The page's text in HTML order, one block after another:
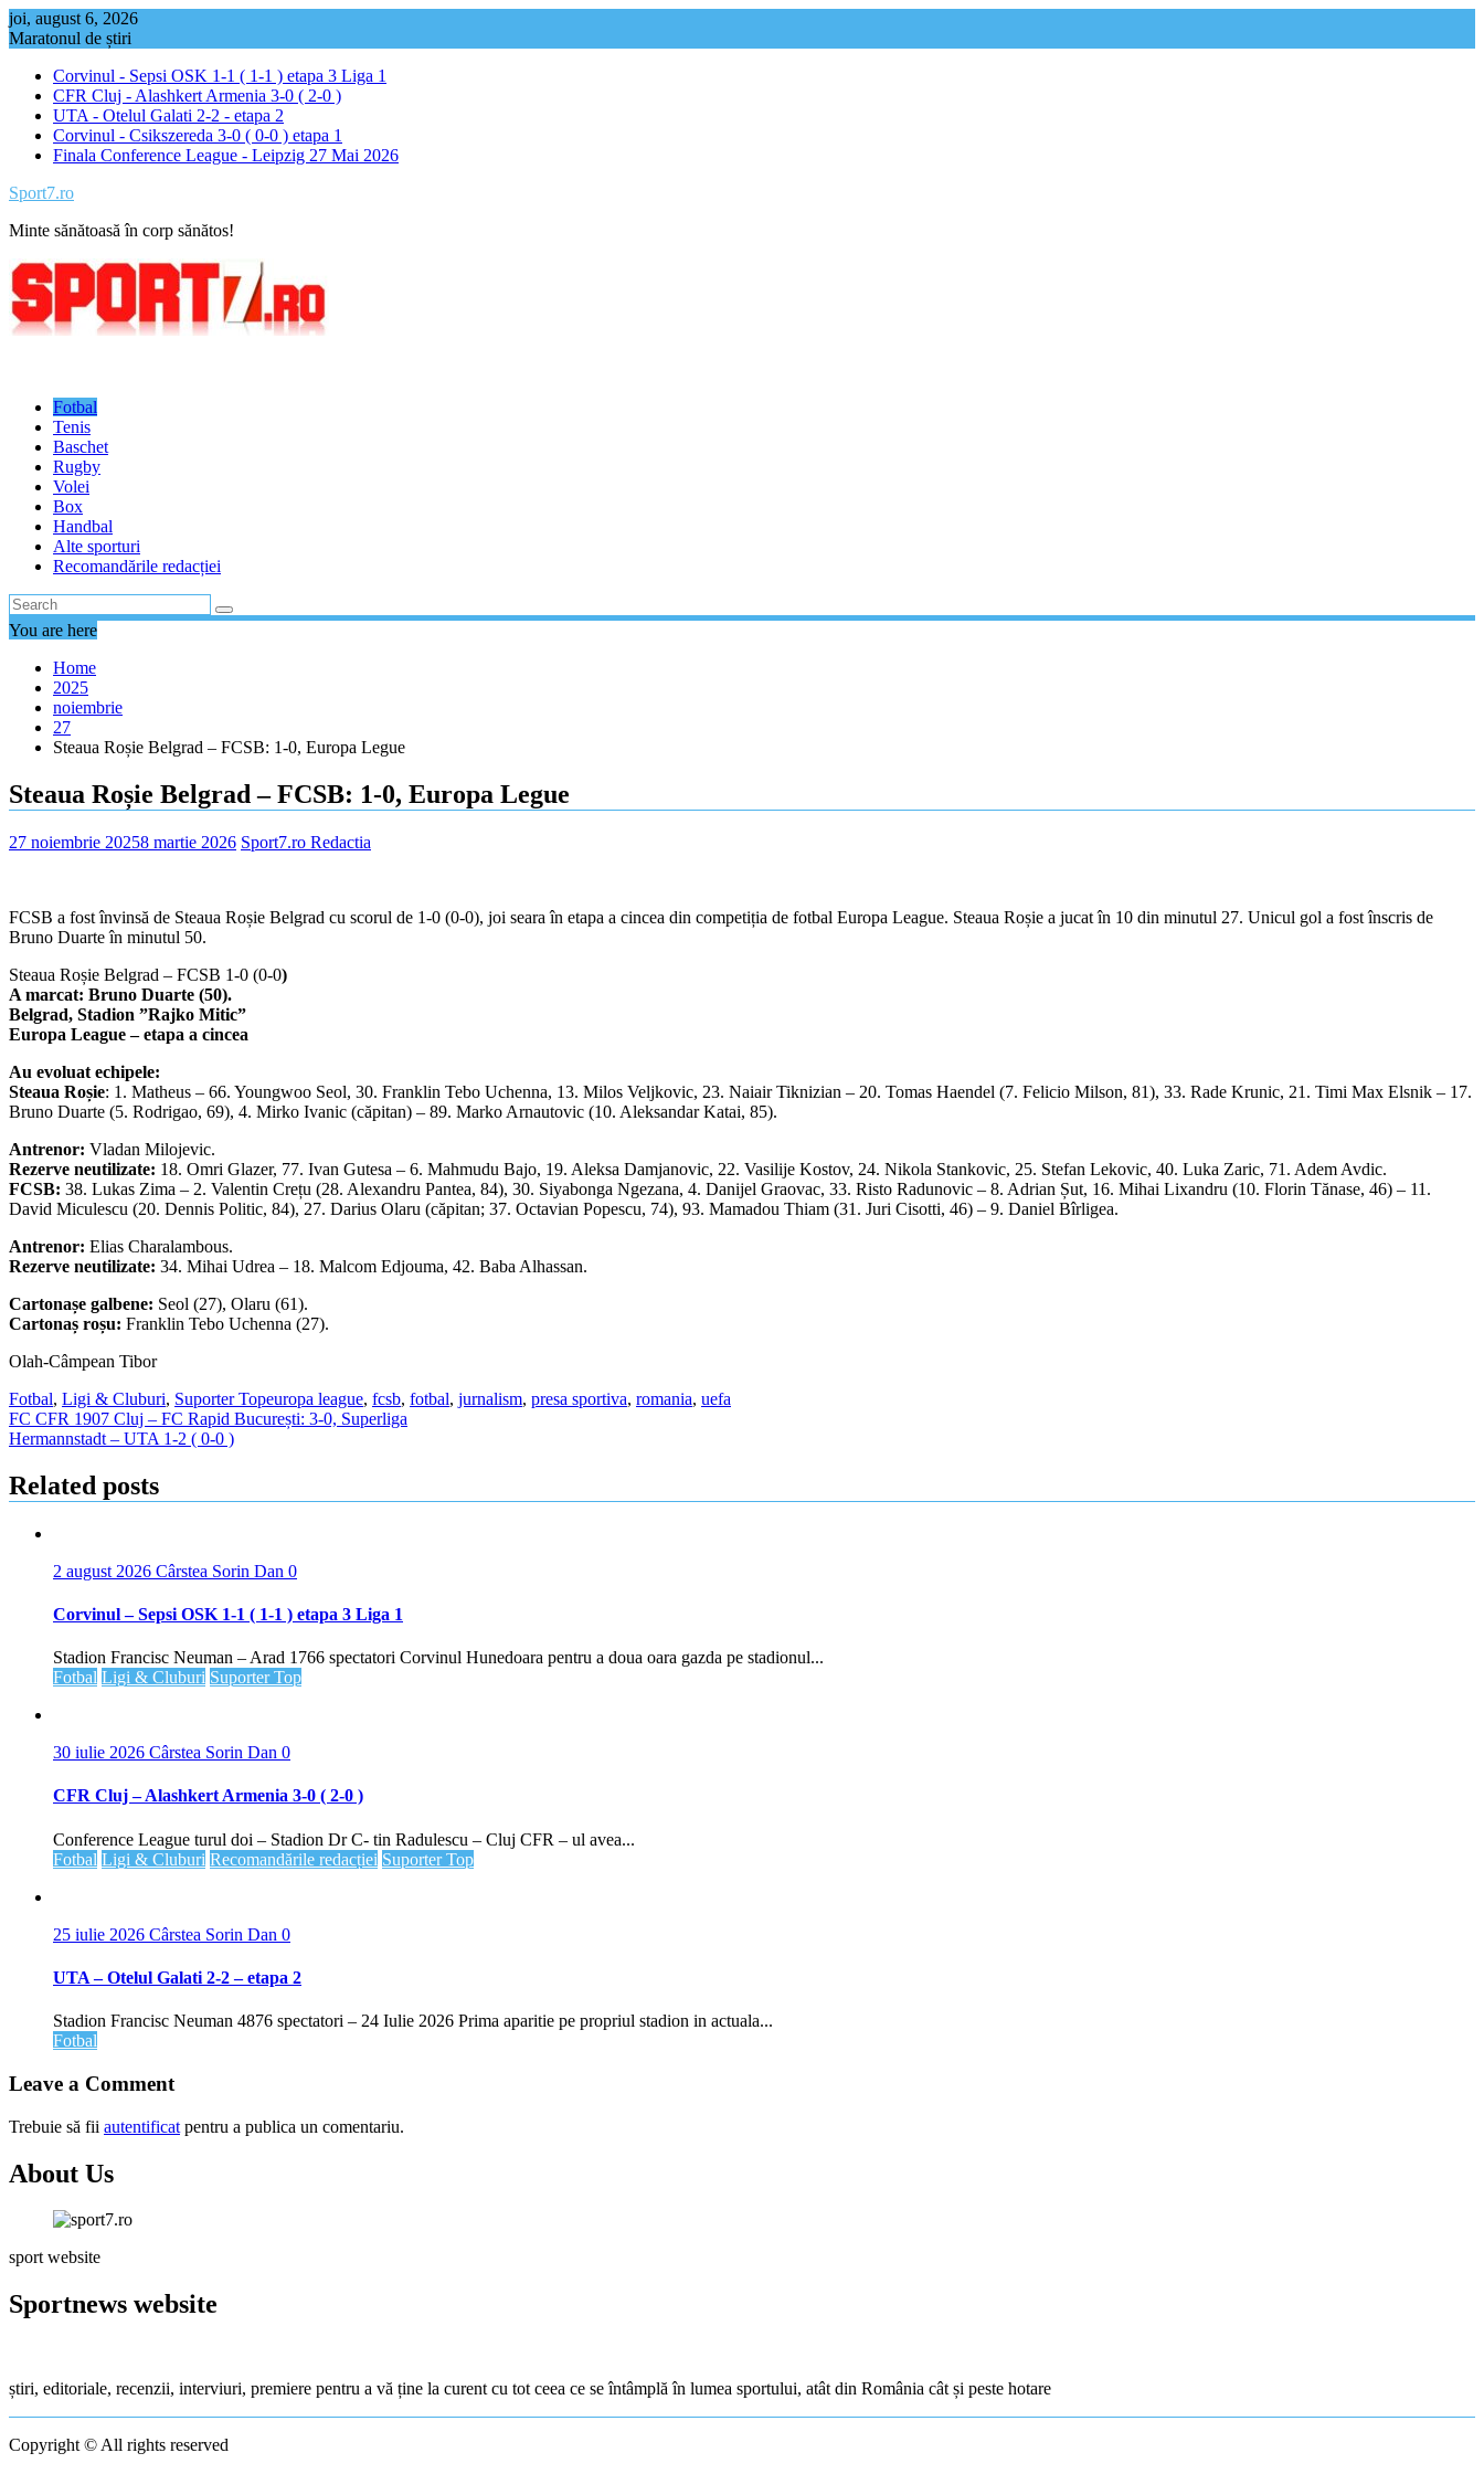
Skip
to
joi, august 6, 2026
Maratonul de știri
Corvinul - Sepsi OSK 1-1 ( 1-1 ) etapa 3 Liga 1
CFR Cluj - Alashkert Armenia 3-0 ( 2-0 )
UTA - Otelul Galati 2-2 - etapa 2
Corvinul - Csikszereda 3-0 ( 0-0 ) etapa 1
Finala Conference League - Leipzig 27 Mai 2026
Sport7.ro
Minte sănătoasă în corp sănătos!
Fotbal
Tenis
Baschet
Rugby
Volei
Box
Handbal
Alte sporturi
Recomandările redacției
You are here
Home
2025
noiembrie
27
Steaua Roșie Belgrad – FCSB: 1-0, Europa Legue
Steaua Roșie Belgrad – FCSB: 1-0, Europa Legue
27 noiembrie 20258 martie 2026 Sport7.ro Redactia
FCSB a fost învinsă de Steaua Roșie Belgrad cu scorul de 1-0 (0-0), joi seara în etapa a cincea din competiția de fotbal Europa League. Steaua Roșie a jucat în 10 din minutul 27. Unicul gol a fost înscris de
Bruno Duarte în minutul 50.
Steaua Roșie Belgrad – FCSB 1-0 (0-0)
A marcat: Bruno Duarte (50).
Belgrad, Stadion ”Rajko Mitic”
Europa League – etapa a cincea
Au evoluat echipele:
Steaua Roșie: 1. Matheus – 66. Youngwoo Seol, 30. Franklin Tebo Uchenna, 13. Milos Veljkovic, 23. Naiair Tiknizian – 20. Tomas Haendel (7. Felicio Milson, 81), 33. Rade Krunic, 21. Timi Max Elsnik – 17.
Bruno Duarte (5. Rodrigao, 69), 4. Mirko Ivanic (căpitan) – 89. Marko Arnautovic (10. Aleksandar Katai, 85).
Antrenor: Vladan Milojevic.
Rezerve neutilizate: 18. Omri Glazer, 77. Ivan Gutesa – 6. Mahmudu Bajo, 19. Aleksa Damjanovic, 22. Vasilije Kostov, 24. Nikola Stankovic, 25. Stefan Lekovic, 40. Luka Zaric, 71. Adem Avdic.
FCSB: 38. Lukas Zima – 2. Valentin Crețu (28. Alexandru Pantea, 84), 30. Siyabonga Ngezana, 4. Danijel Graovac, 33. Risto Radunovic – 8. Adrian Șut, 16. Mihai Lixandru (10. Florin Tănase, 46) – 11.
David Miculescu (20. Dennis Politic, 84), 27. Darius Olaru (căpitan; 37. Octavian Popescu, 74), 93. Mamadou Thiam (31. Juri Cisotti, 46) – 9. Daniel Bîrligea.
Antrenor: Elias Charalambous.
Rezerve neutilizate: 34. Mihai Udrea – 18. Malcom Edjouma, 42. Baba Alhassan.
Cartonașe galbene: Seol (27), Olaru (61).
Cartonaș roșu: Franklin Tebo Uchenna (27).
Olah-Câmpean Tibor
Fotbal, Ligi & Cluburi, Suporter Topeuropa league, fcsb, fotbal, jurnalism, presa sportiva, romania, uefa
Navigare
în
articole
FC CFR 1907 Cluj – FC Rapid București: 3-0, Superliga
Hermannstadt – UTA 1-2 ( 0-0 )
Related posts
2 august 2026 Cârstea Sorin Dan 0
Corvinul – Sepsi OSK 1-1 ( 1-1 ) etapa 3 Liga 1
Stadion Francisc Neuman – Arad 1766 spectatori Corvinul Hunedoara pentru a doua oara gazda pe stadionul...
Fotbal Ligi & Cluburi Suporter Top
30 iulie 2026 Cârstea Sorin Dan 0
CFR Cluj – Alashkert Armenia 3-0 ( 2-0 )
Conference League turul doi – Stadion Dr C- tin Radulescu – Cluj CFR – ul avea...
Fotbal Ligi & Cluburi Recomandările redacției Suporter Top
25 iulie 2026 Cârstea Sorin Dan 0
UTA – Otelul Galati 2-2 – etapa 2
Stadion Francisc Neuman 4876 spectatori – 24 Iulie 2026 Prima aparitie pe propriul stadion in actuala...
Fotbal
Leave a Comment
Trebuie să fii autentificat pentru a publica un comentariu.
About Us
sport website
Sportnews website
știri, editoriale, recenzii, interviuri, premiere pentru a vă ține la curent cu tot ceea ce se întâmplă în lumea sportului, atât din România cât și peste hotare
Copyright © All rights reserved